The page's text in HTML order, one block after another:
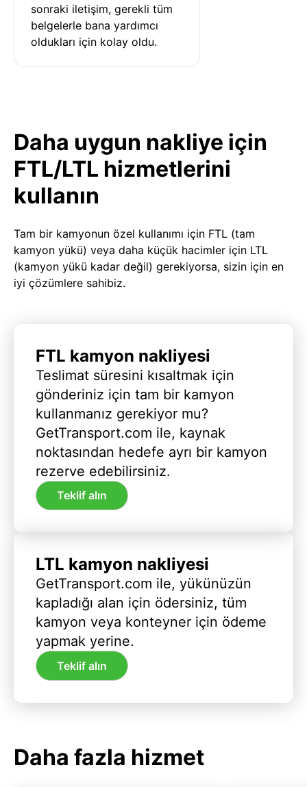
sonraki iletişim, gerekli tüm
belgelerle bana yardımcı
oldukları için kolay oldu.
Daha uygun nakliye için
FTL/LTL hizmetlerini
kullanın
Tam bir kamyonun özel kullanımı için FTL (tam
kamyon yükü) veya daha küçük hacimler için LTL
(kamyon yükü kadar değil) gerekiyorsa, sizin için en
iyi çözümlere sahibiz.
FTL kamyon nakliyesi
Teslimat süresini kısaltmak için
gönderiniz için tam bir kamyon
kullanmanız gerekiyor mu?
GetTransport.com ile, kaynak
noktasından hedefe ayrı bir kamyon
rezerve edebilirsiniz.
Teklif alın
LTL kamyon nakliyesi
GetTransport.com ile, yükünüzün
kapladığı alan için ödersiniz, tüm
kamyon veya konteyner için ödeme
yapmak yerine.
Teklif alın
Daha fazla hizmet